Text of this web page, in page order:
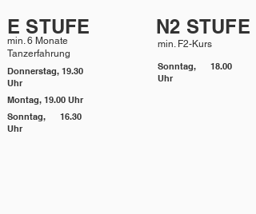
E STUFE
min. 6 Monate
Tanzerfahrung
N2 STUFE
min. F2-Kurs
Donnerstag, 19.30
Uhr
Sonntag, 18.00
Uhr
Montag, 19.00 Uhr
Sonntag, 16.30
Uhr